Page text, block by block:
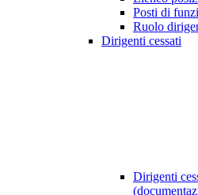
Posti di
Ruolo
Dirigenti cessati
Dirigenti